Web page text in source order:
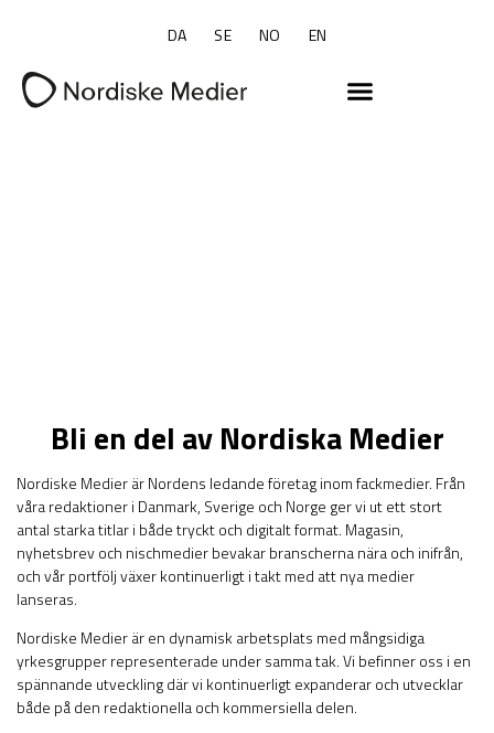
DA SE NO EN
Bli en del av Nordiska Medier
Nordiske Medier är Nordens ledande företag inom fackmedier. Från
våra redaktioner i Danmark, Sverige och Norge ger vi ut ett stort
antal starka titlar i både tryckt och digitalt format. Magasin,
nyhetsbrev och nischmedier bevakar branscherna nära och inifrån,
och vår portfölj växer kontinuerligt i takt med att nya medier
lanseras.
Nordiske Medier är en dynamisk arbetsplats med mångsidiga
yrkesgrupper representerade under samma tak. Vi befinner oss i en
spännande utveckling där vi kontinuerligt expanderar och utvecklar
både på den redaktionella och kommersiella delen.